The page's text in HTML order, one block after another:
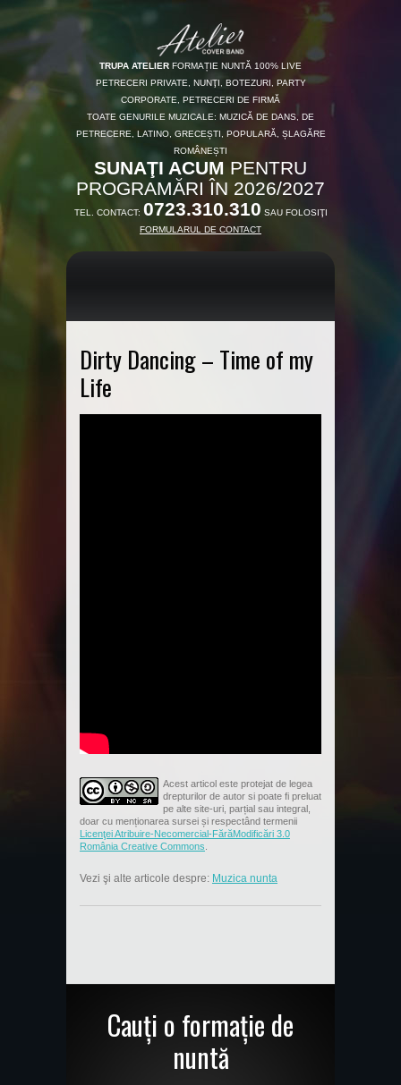
TRUPA ATELIER FORMAȚIE NUNTĂ 100% LIVE
PETRECERI PRIVATE, NUNŢI, BOTEZURI, PARTY
CORPORATE, PETRECERI DE FIRMĂ
TOATE GENURILE MUZICALE: MUZICĂ DE DANS, DE
PETRECERE, LATINO, GRECEȘTI, POPULARĂ, ȘLAGĂRE
ROMÂNEȘTI
SUNAŢI ACUM PENTRU
PROGRAMĂRI ÎN 2026/2027
TEL. CONTACT: 0723.310.310 SAU FOLOSIŢI
FORMULARUL DE CONTACT
Dirty Dancing – Time of my
Life
Acest articol este protejat de legea
drepturilor de autor si poate fi preluat
pe alte site-uri, parțial sau integral,
doar cu menționarea sursei și respectând termenii
Licenţei Atribuire-Necomercial-FărăModificări 3.0
România Creative Commons
Vezi şi alte articole despre: Muzica nunta
Cauți o formație de
nuntă